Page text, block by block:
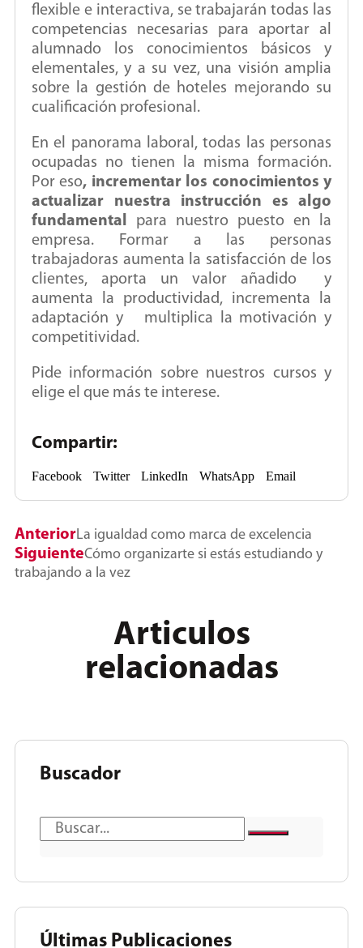
flexible e interactiva, se trabajarán todas las
competencias necesarias para aportar al
alumnado los conocimientos básicos y
elementales, y a su vez, una visión amplia
sobre la gestión de hoteles mejorando su
cualificación profesional.
En el panorama laboral, todas las personas
ocupadas no tienen la misma formación.
Por eso, incrementar los conocimientos y
actualizar nuestra instrucción es algo
fundamental
para nuestro puesto en la
empresa. Formar a las personas
trabajadoras aumenta la satisfacción de los
clientes, aporta un valor añadido y
aumenta la productividad, incrementa la
adaptación y multiplica la motivación y
competitividad.
Pide información sobre nuestros cursos y
elige el que más te interese.
Compartir:
Facebook Twitter LinkedIn WhatsApp Email
AnteriorLa igualdad como marca de excelencia
SiguienteCómo organizarte si estás estudiando y
trabajando a la vez
Articulos
relacionadas
Buscador
Últimas Publicaciones